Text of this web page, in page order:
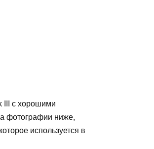
III с хорошими
фотографии ниже,
используется в